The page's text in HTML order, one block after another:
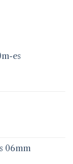
es
06mm